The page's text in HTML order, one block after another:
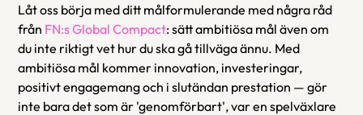
Låt oss börja med ditt målformulerande med några råd
från FN:s Global Compact: sätt ambitiösa mål även om
du inte riktigt vet hur du ska gå tillväga ännu. Med
ambitiösa mål kommer innovation, investeringar,
positivt engagemang och i slutändan prestation — gör
inte bara det som är 'genomförbart', var en spelväxlare